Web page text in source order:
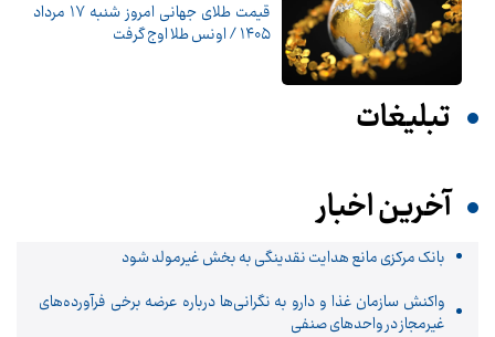
قیمت طلای جهانی امروز شنبه ۱۷ مرداد
۱۴۰۵ / اونس طلا اوج گرفت
تبلیغات
آخرین اخبار
بانک مرکزی مانع هدایت نقدینگی به بخش غیرمولد شود
واکنش سازمان غذا و دارو به نگرانی‌ها درباره عرضه برخی فرآورده‌های
غیرمجاز در واحدهای صنفی